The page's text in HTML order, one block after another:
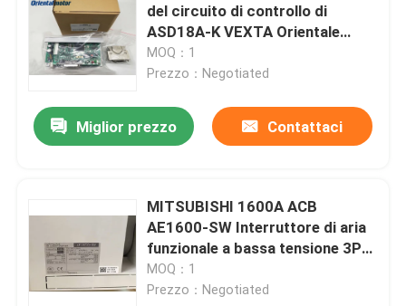
del circuito di controllo di
ASD18A-K VEXTA Orientale
servo DC24V
MOQ：1
Prezzo：Negotiated
Miglior prezzo Contattaci
MITSUBISHI 1600A ACB
AE1600-SW Interruttore di aria
funzionale a bassa tensione 3P
Fix
MOQ：1
Prezzo：Negotiated